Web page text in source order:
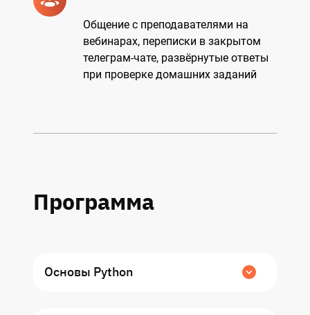
Общение с преподавателями на
вебинарах, переписки в закрытом
телеграм-чате, развёрнутые ответы
при проверке домашних заданий
Программа
Основы Python